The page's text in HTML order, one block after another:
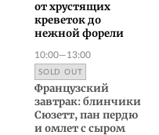
от хрустящих
креветок до
нежной форели
10:00—13:00
SOLD OUT
Французский
завтрак: блинчики
Сюзетт, пан пердю
и омлет с сыром